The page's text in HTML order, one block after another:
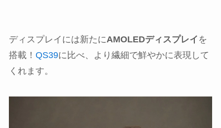
ディスプレイには新たにAMOLEDディスプレイ を
搭載！ QS39に比べ、より繊細で鮮やかに表現して
くれます。